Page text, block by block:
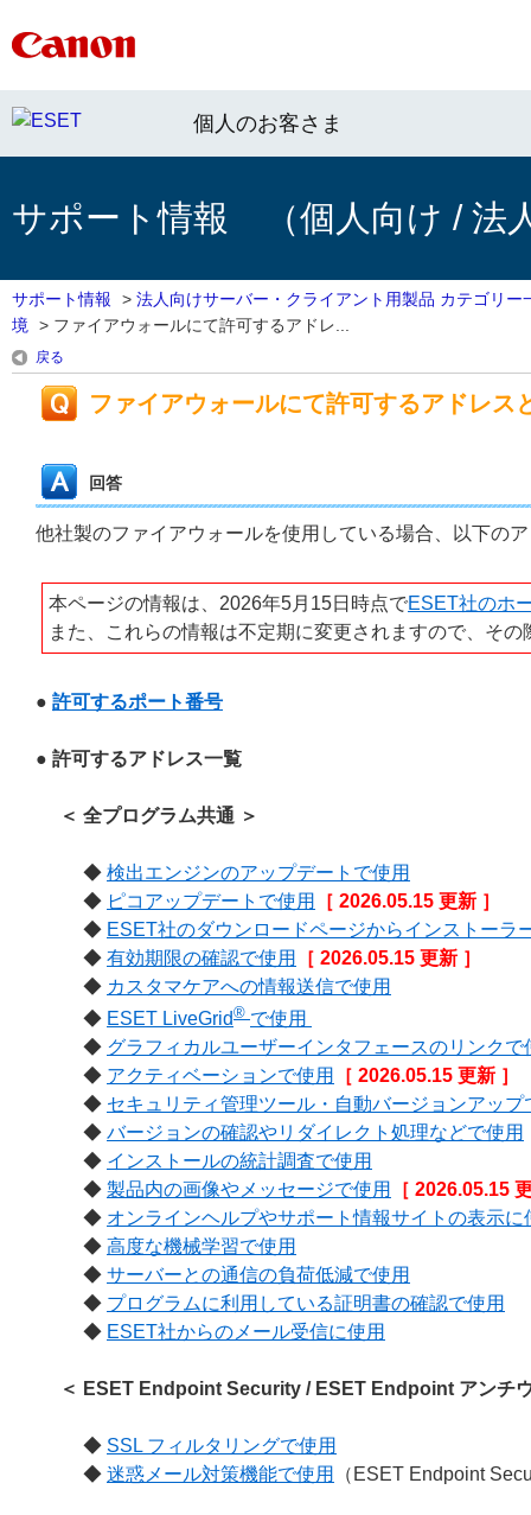
個人のお客さま
サポート情報 （個人向け / 法
サポート情報 > 法人向けサーバー・クライアント用製品 カテゴリー
境
> ファイアウォールにて許可するアドレ...
戻る
ファイアウォールにて許可するアドレス
回答
他社製のファイアウォールを使用している場合、以下の
本ページの情報は、2026年5月15日時点でESET社のホ
また、これらの情報は不定期に変更されますので、そ
● 許可するポート番号
● 許可するアドレス一覧
＜ 全プログラム共通 ＞
◆ 検出エンジンのアップデートで使用
◆ ピコアップデートで使用
［ 2026.05.15 更新 ］
◆ ESET社のダウンロードページからインストーラ
◆ 有効期限の確認で使用
［ 2026.05.15 更新 ］
◆ カスタマケアへの情報送信で使用
◆ ESET LiveGrid® で使用
◆ グラフィカルユーザーインタフェースのリンクで
◆ アクティベーションで使用
［ 2026.05.15 更新 ］
◆ セキュリティ管理ツール・自動バージョンアップ
◆ バージョンの確認やリダイレクト処理などで使用
◆ インストールの統計調査で使用
◆ 製品内の画像やメッセージで使用
［ 2026.05.15
◆ オンラインヘルプやサポート情報サイトの表示に
◆ 高度な機械学習で使用
◆ サーバーとの通信の負荷低減で使用
◆ プログラムに利用している証明書の確認で使用
◆ ESET社からのメール受信に使用
＜ ESET Endpoint Security / ESET Endpoint アンチ
◆ SSL フィルタリングで使用
◆ 迷惑メール対策機能で使用 （ESET Endpoint